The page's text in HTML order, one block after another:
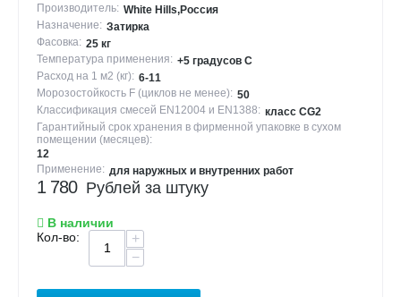
Производитель: White Hills,Россия
Назначение: Затирка
Фасовка: 25 кг
Температура применения: +5 градусов С
Расход на 1 м2 (кг): 6-11
Морозостойкость F (циклов не менее): 50
Классификация смесей EN12004 и EN1388: класс CG2
Гарантийный срок хранения в фирменной упаковке в сухом
помещении (месяцев):
12
Применение: для наружных и внутренних работ
1 780 Рублей за штуку
В наличии
Кол-во:
+
−